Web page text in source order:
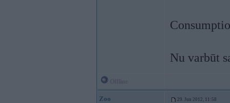
Nu varbūt
Zoo 29. Jun 2012, 11:58